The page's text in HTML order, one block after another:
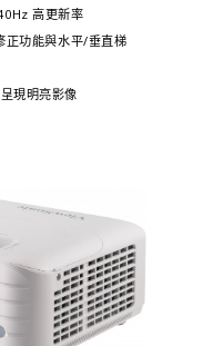
高更新率
正功能與水平/垂直梯
現明亮影像